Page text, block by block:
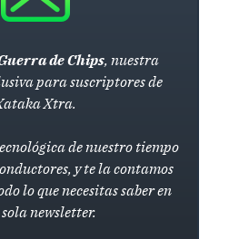
de Chips, nuestra
para suscriptores de
Xtra.
de nuestro tiempo
y te la contamos
lo que necesitas saber en
newsletter.